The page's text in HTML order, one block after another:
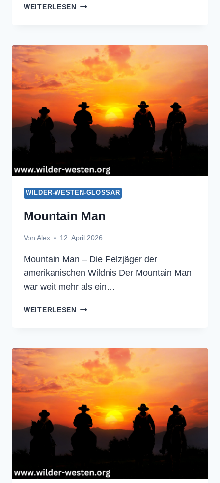
WEITERLESENWEISSKOPFSEEADLER
WILDER-WESTEN-GLOSSAR
Mountain Man
Von Alex 12. April 2026
Mountain Man – Die Pelzjäger der
amerikanischen Wildnis Der Mountain Man
war weit mehr als ein…
WEITERLESENMOUNTAIN